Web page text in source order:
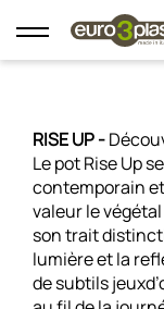
Basculer
la
RISE UP -
Le pot Rise Up
contemporain
valeur le
son trait
lumière et la
de subtils